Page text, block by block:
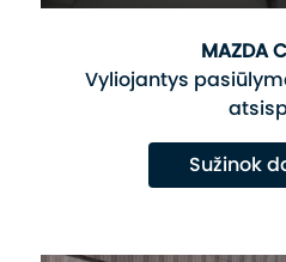
MAZDA
Vyliojantys
Sužinok